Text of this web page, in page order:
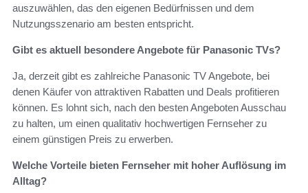
auszuwählen, das den eigenen Bedürfnissen und dem
Nutzungsszenario am besten entspricht.
Gibt es aktuell besondere Angebote für Panasonic TVs?
Ja, derzeit gibt es zahlreiche Panasonic TV Angebote, bei
denen Käufer von attraktiven Rabatten und Deals profitieren
können. Es lohnt sich, nach den besten Angeboten Ausschau
zu halten, um einen qualitativ hochwertigen Fernseher zu
einem günstigen Preis zu erwerben.
Welche Vorteile bieten Fernseher mit hoher Auflösung im
Alltag?